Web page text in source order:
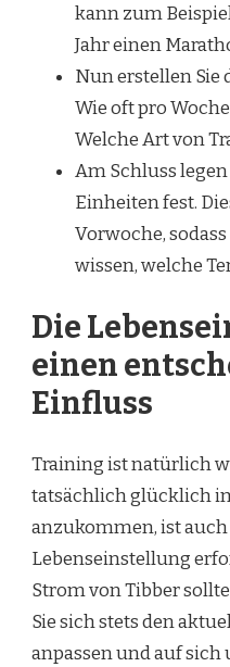
kann zum
Jahr einen
Nun erstellen Sie
Wie oft pro
Welche Art von
Am Schluss
Einheiten fest.
Vorwoche,
wissen, welche
Die
einen
Einfluss
Training ist natürlich
tatsächlich glücklich
anzukommen, ist
Lebenseinstellung
Strom von Tibber
Sie sich stets den
anpassen und auf